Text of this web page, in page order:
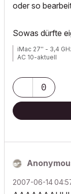
oder so
Sowas dürfte
iMac 27'' - 3,4
AC 10-aktuell
0
‎2007-06-14